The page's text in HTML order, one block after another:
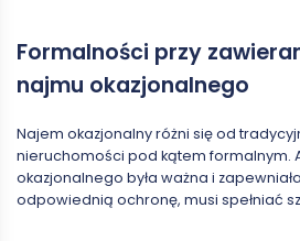
Formalności przy
najmu okazjonalnego
Najem okazjonalny różni się od
nieruchomości pod kątem formalnym.
okazjonalnego była ważna i
odpowiednią ochronę, musi spełniać